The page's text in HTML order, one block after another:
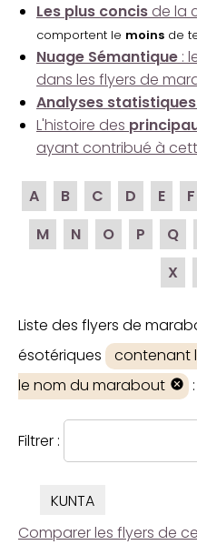
Les plus concis de la
comportent le moins de
Nuage Sémantique :
dans les flyers de
Analyses statistiques
L'histoire des
ayant contribué à
A B C D E F
M
N O P Q
X
Liste des flyers de
ésotériques
contenant
le nom du marabout
:
Filtrer :
KUNTA
Comparer les flyers de